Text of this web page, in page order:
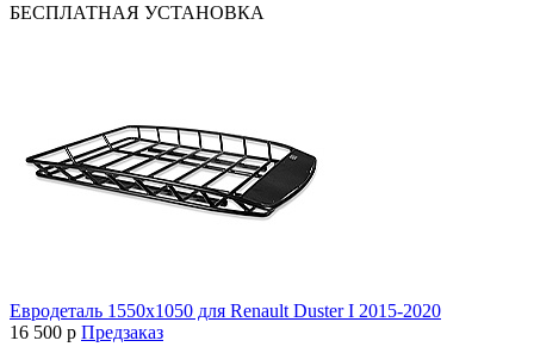
БЕСПЛАТНАЯ УСТАНОВКА
Евродеталь 1550х1050 для Renault Duster I 2015-2020
16 500 p Предзаказ